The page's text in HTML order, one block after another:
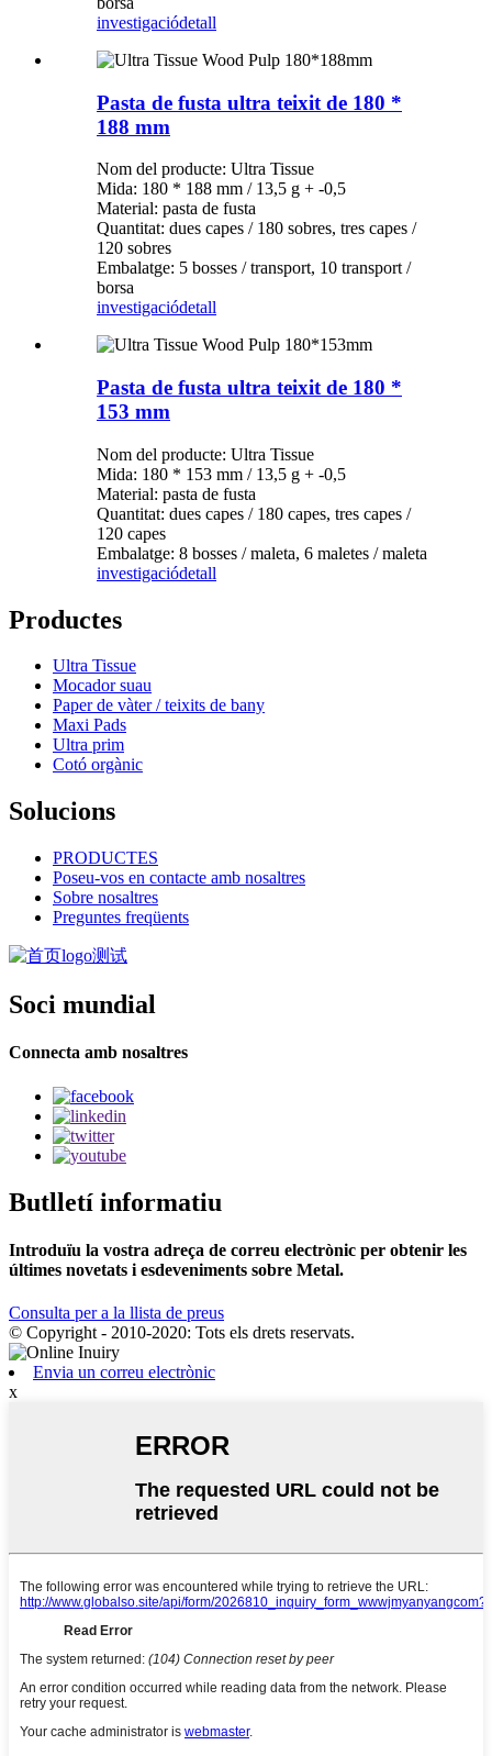
investigaciódetall
Pasta de fusta ultra teixit de 180 *
188 mm
Nom del producte: Ultra Tissue
Mida: 180 * 188 mm / 13,5 g + -0,5
Material: pasta de fusta
Quantitat: dues capes / 180 sobres, tres capes /
120 sobres
Embalatge: 5 bosses / transport, 10 transport /
borsa
investigaciódetall
Pasta de fusta ultra teixit de 180 *
153 mm
Nom del producte: Ultra Tissue
Mida: 180 * 153 mm / 13,5 g + -0,5
Material: pasta de fusta
Quantitat: dues capes / 180 capes, tres capes /
120 capes
Embalatge: 8 bosses / maleta, 6 maletes / maleta
investigaciódetall
Productes
Ultra Tissue
Mocador suau
Paper de vàter / teixits de bany
Maxi Pads
Ultra prim
Cotó orgànic
Solucions
PRODUCTES
Poseu-vos en contacte amb nosaltres
Sobre nosaltres
Preguntes freqüents
Soci mundial
Connecta amb nosaltres
Butlletí informatiu
Introduïu la vostra adreça de correu electrònic per obtenir les
últimes novetats i esdeveniments sobre Metal.
Consulta per a la llista de preus
© Copyright - 2010-2020: Tots els drets reservats.
Envia un correu electrònic
x